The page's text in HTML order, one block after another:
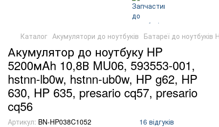
Каталог Акумулятори до ноутбуків Батареї до ноутбуків
Акумулятор до ноутбуку HP
5200мAh 10,8В MU06, 593553-001,
hstnn-lb0w, hstnn-ub0w, HP g62, HP
630, HP 635, presario cq57, presario
cq56
Артикул: BN-HP038C1052 16 відгуків